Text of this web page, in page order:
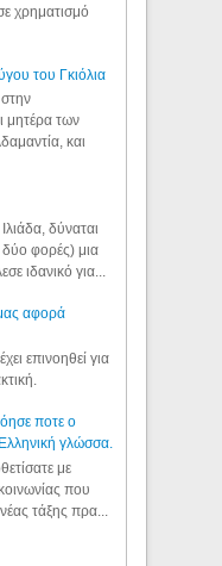
χρηματισμό
του Γκιόλια
μητέρα των
και
δύναται
δύο φορές) μια
ιδανικό για...
αφορά
επινοηθεί για
ποτε ο
γλώσσα.
με
που
τάξης πρα...